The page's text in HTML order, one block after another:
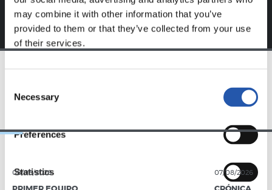
may combine it with other information that you’ve
provided to them or that they’ve collected from your use
of their services.
Selection
Necessary
Preferences
Statistics
08/08/2026 07/08/2026